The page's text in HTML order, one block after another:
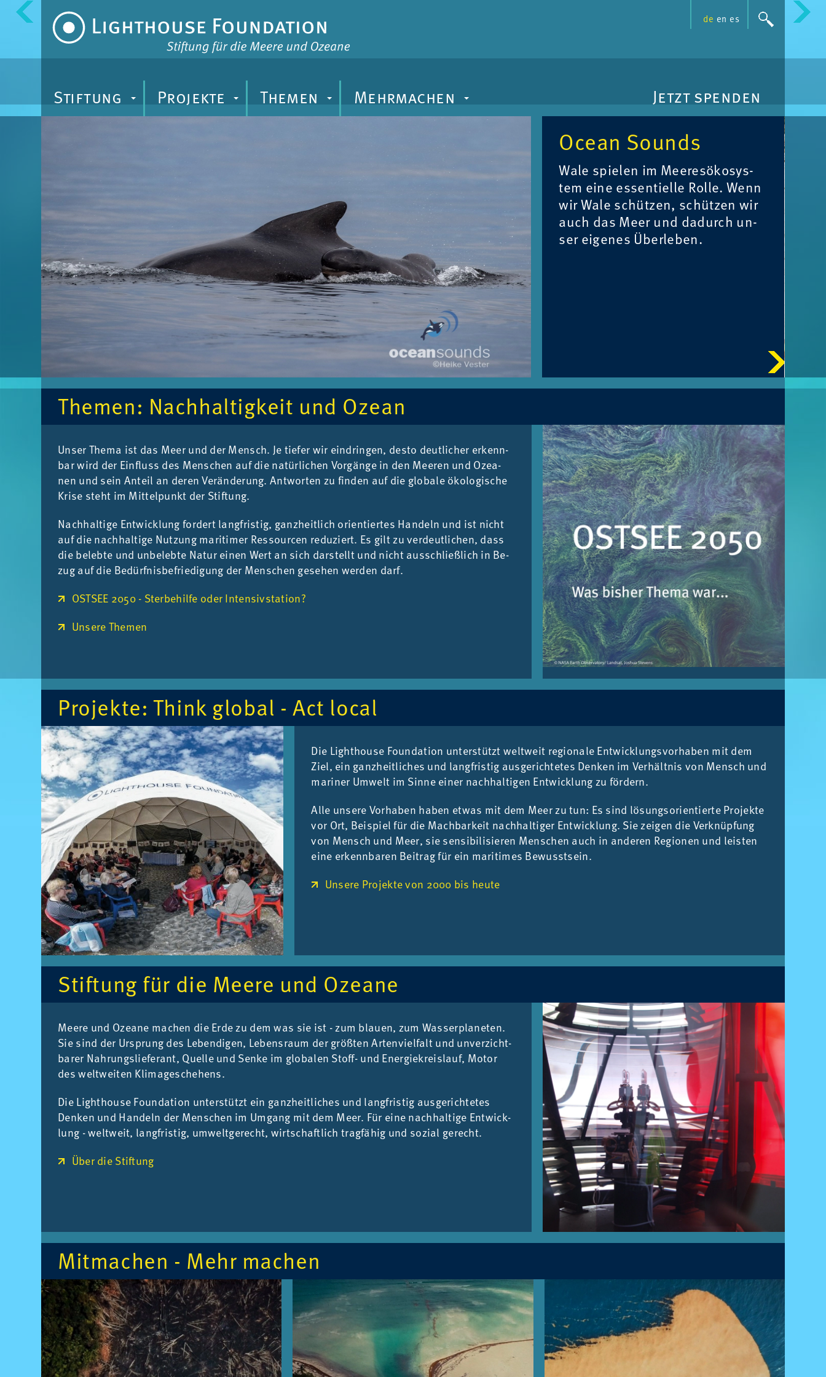
Inhalt
Stiftung Projekte Themen Mehrmachen Jetzt spenden
de en es
Oce­an Sounds
Wale spie­len im Mee­re­söko­sys­
tem eine es­sen­ti­el­le Rol­le. Wenn
wir Wale schützen, schützen wir
auch das Meer und da­durch un­
ser ei­ge­nes Über­le­ben.
The­men: Nach­hal­tig­keit und Oze­an
Un­ser The­ma ist das Meer und der Mensch. Je tie­fer wir ein­drin­gen, des­to deut­li­cher er­kenn­
bar wird der Ein­fluss des Men­schen auf die na­tür­li­chen Vor­gän­ge in den Mee­ren und Ozea­
nen und sein An­teil an de­ren Ver­än­de­rung. Ant­wor­ten zu fin­den auf die glo­ba­le öko­lo­gi­sche
Kri­se steht im Mit­tel­punkt der Stif­tung.
Nach­hal­ti­ge Ent­wick­lung for­dert lang­fris­tig, ganz­heit­lich ori­en­tier­tes Han­deln und ist nicht
auf die nach­hal­ti­ge Nut­zung ma­ri­ti­mer Res­sour­cen re­du­ziert. Es gilt zu ver­deut­li­chen, dass
die be­leb­te und un­be­leb­te Na­tur ei­nen Wert an sich dar­stellt und nicht aus­schließ­lich in Be­
zug auf die Be­dürf­nis­be­frie­di­gung der Men­schen ge­se­hen wer­den darf.
OSTSEE 2050 - Sterbehilfe oder Intensivstation?
Unsere Themen
Pro­jek­te: Think glo­bal - Act lo­cal
Die Lighthouse Foun­da­ti­on un­ter­stützt welt­weit re­gio­na­le Ent­wick­lungs­vor­ha­ben mit dem
Ziel, ein ganz­heit­li­ches und lang­fris­tig aus­ge­rich­te­tes Den­ken im Ver­hält­nis von Mensch und
ma­ri­ner Um­welt im Sin­ne ei­ner nach­hal­ti­gen Ent­wick­lung zu för­dern.
Alle un­se­re Vor­ha­ben ha­ben et­was mit dem Meer zu tun: Es sind lö­sungs­ori­en­tier­te Pro­jek­te
vor Ort, Bei­spiel für die Mach­bar­keit nach­hal­ti­ger Ent­wick­lung. Sie zei­gen die Ver­knüp­fung
von Mensch und Meer, sie sen­si­bi­li­sie­ren Men­schen auch in an­de­ren Re­gio­nen und leis­ten
eine er­kenn­ba­ren Bei­trag für ei­n ma­ri­ti­mes Be­wusst­sein.
Unsere Projekte von 2000 bis heute
Stif­tung für die Mee­re und Ozea­ne
Mee­re und Ozea­ne ma­chen die Erde zu dem was sie ist - zum blau­en, zum Was­ser­pla­ne­ten.
Sie sind der Ur­sprung des Le­ben­di­gen, Le­bens­raum der größ­ten Ar­ten­viel­falt und un­ver­zicht­
ba­rer Nah­rungs­lie­fe­rant, Quel­le und Sen­ke im glo­ba­len Stoff- und En­er­gie­kreis­lauf, Mo­tor
des welt­wei­ten Kli­ma­ge­sche­hens.
Die Lighthouse Foun­da­ti­on un­ter­stützt ein ganz­heit­li­ches und lang­fris­tig aus­ge­rich­te­tes
Den­ken und Han­deln der Men­schen im Um­gang mit dem Meer. Für eine nach­hal­ti­ge Ent­wick­
lung - welt­weit, lang­fris­tig, um­welt­ge­recht, wirt­schaft­lich trag­fä­hig und so­zi­al ge­recht.
Über die Stiftung
Mit­ma­chen - Mehr ma­chen